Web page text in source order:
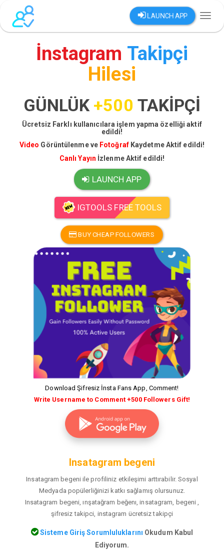
LAUNCH APP
İnstagram Takipçi
Hilesi
GÜNLÜK +500 TAKİPÇİ
Ücretsiz Farklı kullanıcılara işlem yapma özelliği aktif
edildi!
Video Görüntülenme ve Fotoğraf Kaydetme Aktif edildi!
Canlı Yayın İzlenme Aktif edildi!
LAUNCH APP
IGTOOLS FREE TOOLS
BUY CHEAP FOLLOWERS
Download Şifresiz İnsta Fans App, Comment!
Write Username to Comment +500 Followers Gift!
Insatagram begeni
Insatagram begeni ile profiliniz etkileşimi arttırabilir. Sosyal
Medyada popülerliğinizi katkı sağlamış olursunuz.
Insatagram begeni, ınşatağram beğenı, insatagram, begeni ,
şifresiz takipci, instagram ücretsiz takipçi
Sisteme Giriş Sorumluluklarını Okudum Kabul
Ediyorum.